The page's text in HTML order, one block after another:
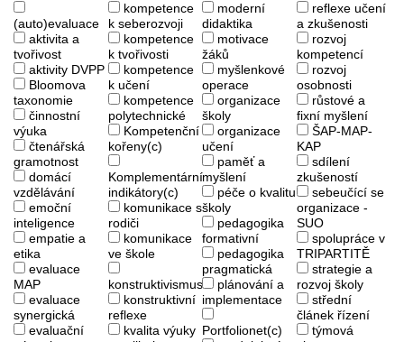
(auto)evaluace
aktivita a
tvořivost
aktivity DVPP
Bloomova
taxonomie
činnostní
výuka
čtenářská
gramotnost
domácí
vzdělávání
emoční
inteligence
empatie a
etika
evaluace
MAP
evaluace
synergická
evaluační
kompetence
k seberozvoji
kompetence
k tvořivosti
kompetence
k učení
kompetence
polytechnické
Kompetenční
kořeny(c)
Komplementární
indikátory(c)
komunikace s
rodiči
komunikace
ve škole
konstruktivismus
konstruktivní
reflexe
kvalita výuky
moderní
didaktika
motivace
žáků
myšlenkové
operace
organizace
školy
organizace
učení
paměť a
myšlení
péče o kvalitu
školy
pedagogika
formativní
pedagogika
pragmatická
plánování a
implementace
Portfolionet(c)
reflexe učení
a zkušenosti
rozvoj
kompetencí
rozvoj
osobnosti
růstové a
fixní myšlení
ŠAP-MAP-
KAP
sdílení
zkušeností
sebeučící se
organizace -
SUO
spolupráce v
TRIPARTITĚ
strategie a
rozvoj školy
střední
článek řízení
týmová